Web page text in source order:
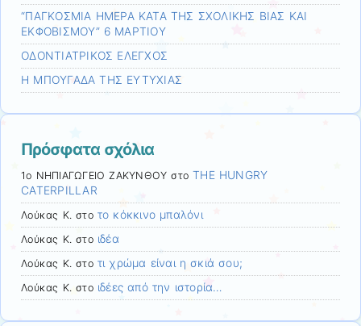
“ΠΑΓΚΟΣΜΙΑ ΗΜΕΡΑ ΚΑΤΑ ΤΗΣ ΣΧΟΛΙΚΗΣ ΒΙΑΣ ΚΑΙ
ΕΚΦΟΒΙΣΜΟΥ” 6 ΜΑΡΤΙΟΥ
ΟΔΟΝΤΙΑΤΡΙΚΟΣ ΕΛΕΓΧΟΣ
Η ΜΠΟΥΓΑΔΑ ΤΗΣ ΕΥΤΥΧΙΑΣ
Πρόσφατα σχόλια
1ο ΝΗΠΙΑΓΩΓΕΙΟ ΖΑΚΥΝΘΟΥ στοTHE HUNGRY
CATERPILLAR
Λούκας Κ. στο το κόκκινο μπαλόνι
Λούκας Κ. στο ιδέα
Λούκας Κ. στο τι χρώμα είναι η σκιά σου;
Λούκας Κ. στο ιδέες από την ιστορία…